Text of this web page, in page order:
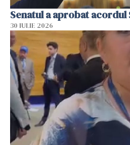
Senatul a aprobat acordul
30 IULIE 2026